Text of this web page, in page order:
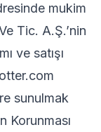
mukim
Tic. A.Ş.’nin
ve satışı
sunulmak
Korunması